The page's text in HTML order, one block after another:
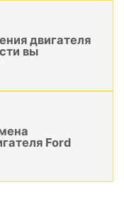
двигателя
вы
Ford